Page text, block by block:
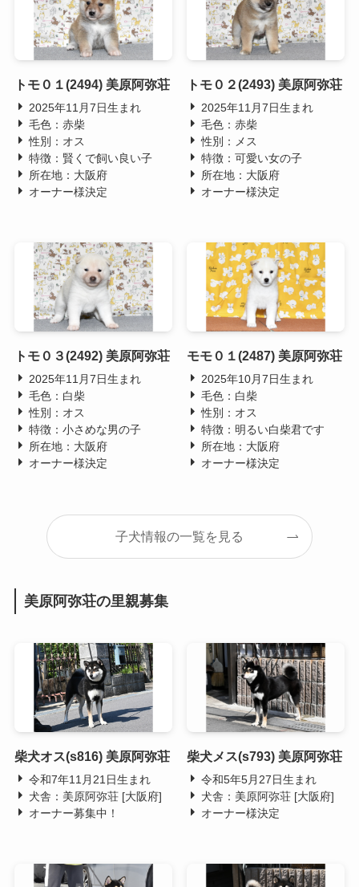
トモ０１(2494) 美原阿弥荘
2025年11月7日生まれ
毛色：赤柴
性別：オス
特徴：賢くで飼い良い子
所在地：大阪府
オーナー様決定
トモ０２(2493) 美原阿弥荘
2025年11月7日生まれ
毛色：赤柴
性別：メス
特徴：可愛い女の子
所在地：大阪府
オーナー様決定
トモ０３(2492) 美原阿弥荘
2025年11月7日生まれ
毛色：白柴
性別：オス
特徴：小さめな男の子
所在地：大阪府
オーナー様決定
モモ０１(2487) 美原阿弥荘
2025年10月7日生まれ
毛色：白柴
性別：オス
特徴：明るい白柴君です
所在地：大阪府
オーナー様決定
子犬情報の一覧を見る
美原阿弥荘の里親募集
柴犬オス(s816) 美原阿弥荘
令和7年11月21日生まれ
犬舎：美原阿弥荘 [大阪府]
オーナー募集中！
柴犬メス(s793) 美原阿弥荘
令和5年5月27日生まれ
犬舎：美原阿弥荘 [大阪府]
オーナー様決定